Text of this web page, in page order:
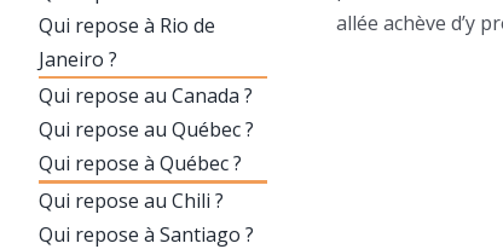
allée achève d’y
Qui repose à Rio de
Janeiro ?
Qui repose au Canada ?
Qui repose au Québec ?
Qui repose à Québec ?
Qui repose au Chili ?
Qui repose à Santiago ?